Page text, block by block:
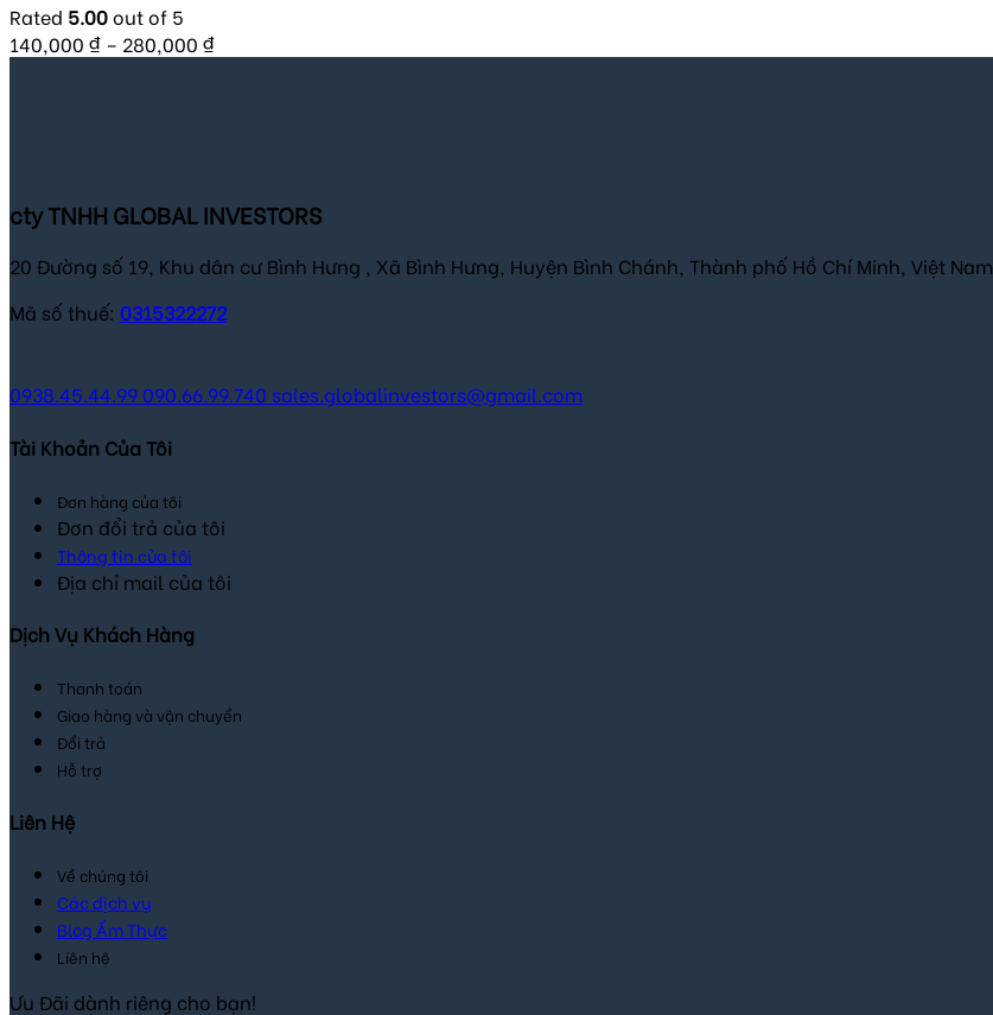
Rated 5.00out of 5
140,000 ₫ – 280,000 ₫
cty TNHH GLOBAL INVESTORS
20 Đường số 19, Khu dân cư Bình Hưng , Xã Bình Hưng, Huyện Bình Chánh, Thành phố Hồ Chí Minh, Việt Nam
Mã số thuế: 0315322272
0938.45.44.99090.66.99.740 sales.globalinvestors@gmail.com
Tài Khoản Của Tôi
Đơn hàng của tôi
Đơn đổi trả của tôi
Thông tin của tôi
Địa chỉ mail của tôi
Dịch Vụ Khách Hàng
Thanh toán
Giao hàng và vận chuyển
Đổi trả
Hỗ trợ
Liên Hệ
Về chúng tôi
Các dịch vụ
Blog Ẩm Thực
Liên hệ
Ưu Đãi dành riêng cho bạn!